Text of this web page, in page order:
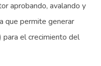
aprobando, avalando y
que permite generar
para el crecimiento del